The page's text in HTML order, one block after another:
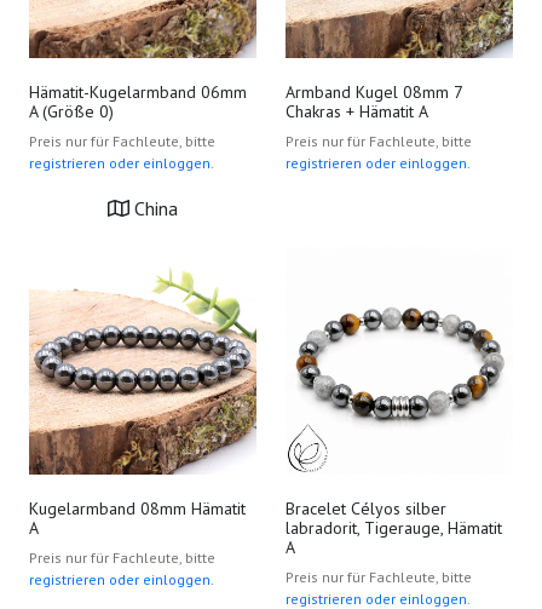
Hämatit-Kugelarmband 06mm
A (Größe 0)
Preis nur für Fachleute, bitte
registrieren oder einloggen.
China
Armband Kugel 08mm 7
Chakras + Hämatit A
Preis nur für Fachleute, bitte
registrieren oder einloggen.
Kugelarmband 08mm Hämatit
A
Preis nur für Fachleute, bitte
registrieren oder einloggen.
Bracelet Célyos silber
labradorit, Tigerauge, Hämatit
A
Preis nur für Fachleute, bitte
registrieren oder einloggen.